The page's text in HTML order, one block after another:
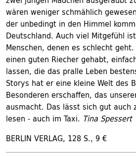
wären weniger schmählich
der unbedingt in den Himmel
Deutschland. Auch viel Mitgefühl
Menschen, denen es schlecht
einen guten Riecher gehabt,
lassen, die das pralle Leben
Storys hat er eine kleine Welt des
Besonderen erschaffen, das
ausmacht. Das lässt sich gut auch
lesen - auch im Taxi. Tina Spessert
BERLIN VERLAG, 128 S., 9 €